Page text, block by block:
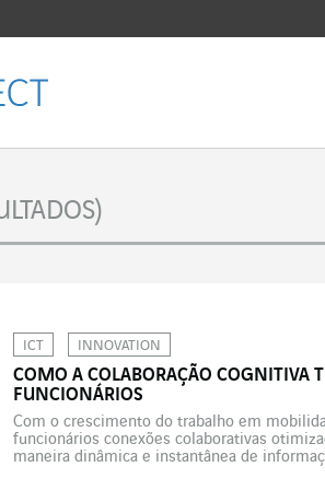
ICT INNOVATION
COMO A COLABORAÇÃO COGNITIVA
FUNCIONÁRIOS
Com o crescimento do trabalho em
funcionários conexões colaborativas
maneira dinâmica e instantânea de